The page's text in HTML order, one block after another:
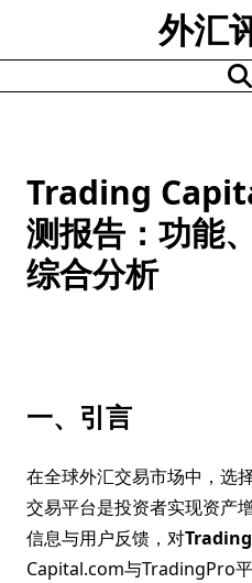
content
外汇
Trading
测报告：功能
综合分析
一、引言
在全球外汇交易市场中，选
交易平台是投资者实现资产
信息与用户反馈，对
Capital.com与TradingPro